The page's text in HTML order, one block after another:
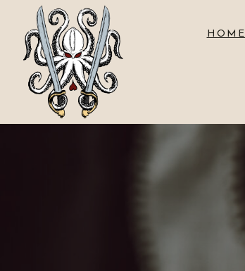
HOME